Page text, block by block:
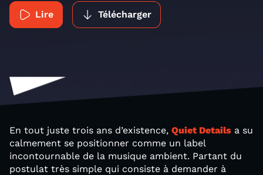
Lire Télécharger
En tout juste trois ans d’existence, Quiet Details a su
calmement se positionner comme un label
incontournable de la musique ambient. Partant du
postulat très simple qui consiste à demander à